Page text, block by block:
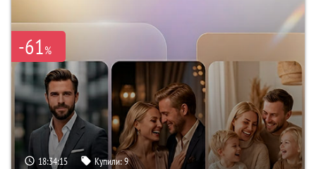
-61%
18:34:14 Купили:9